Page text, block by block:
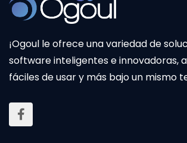
¡Ogoul le ofrece una variedad de
software inteligentes e innovadoras,
fáciles de usar y más bajo un mismo